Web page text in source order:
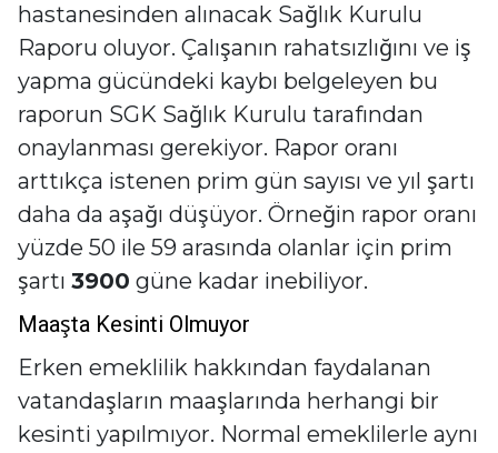
hastanesinden alınacak Sağlık Kurulu
Raporu oluyor. Çalışanın rahatsızlığını ve iş
yapma gücündeki kaybı belgeleyen bu
raporun SGK Sağlık Kurulu tarafından
onaylanması gerekiyor. Rapor oranı
arttıkça istenen prim gün sayısı ve yıl şartı
daha da aşağı düşüyor. Örneğin rapor oranı
yüzde 50 ile 59 arasında olanlar için prim
şartı 3900 güne kadar inebiliyor.
Maaşta Kesinti Olmuyor
Erken emeklilik hakkından faydalanan
vatandaşların maaşlarında herhangi bir
kesinti yapılmıyor. Normal emeklilerle aynı